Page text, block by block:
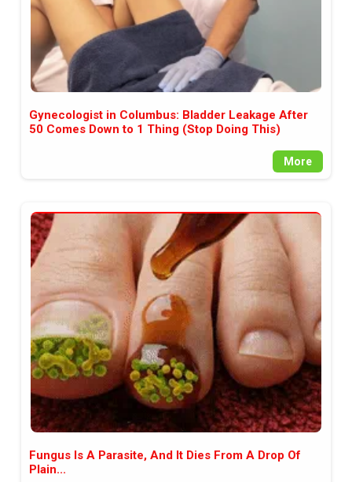
Gynecologist in Columbus: Bladder Leakage After
50 Comes Down to 1 Thing (Stop Doing This)
More
Fungus Is A Parasite, And It Dies From A Drop Of
Plain...